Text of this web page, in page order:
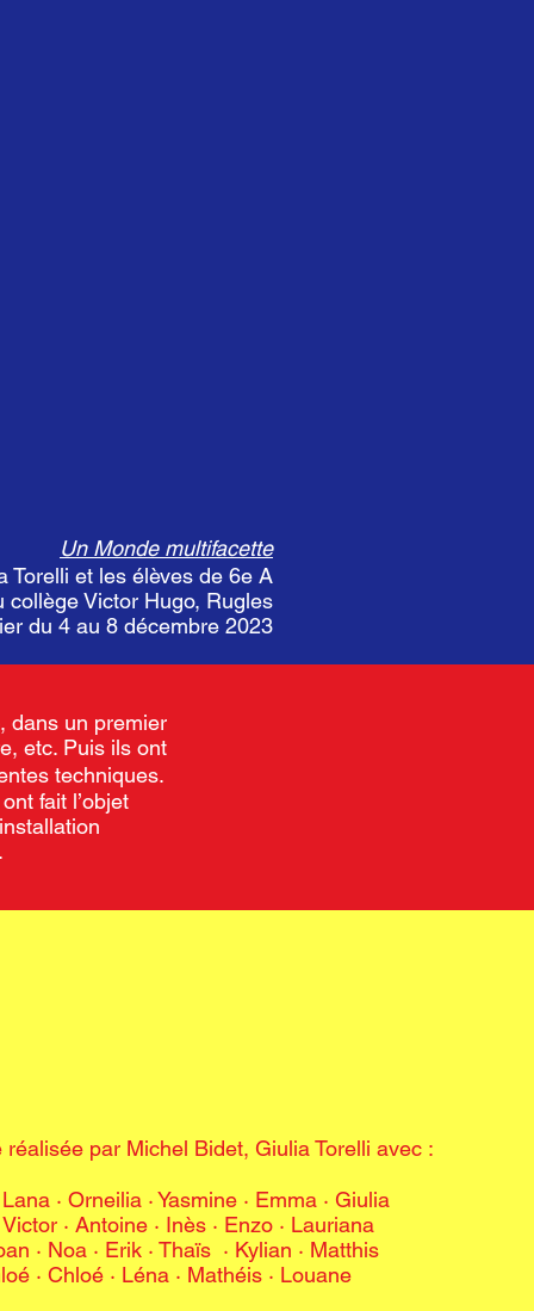
Un Monde multifacette
Torelli et les élèves de 6e A
collège Victor Hugo, Rugles
du 4 au 8 décembre 2023
dans un premier
etc. Puis ils ont
techniques.
fait l’objet
par Michel Bidet, Giulia Torelli avec :
· Orneilia · Yasmine · Emma · Giulia
Victor · Antoine · Inès · Enzo · Lauriana
· Noa · Erik · Thaïs · Kylian · Matthis
· Chloé · Léna · Mathéis · Louane